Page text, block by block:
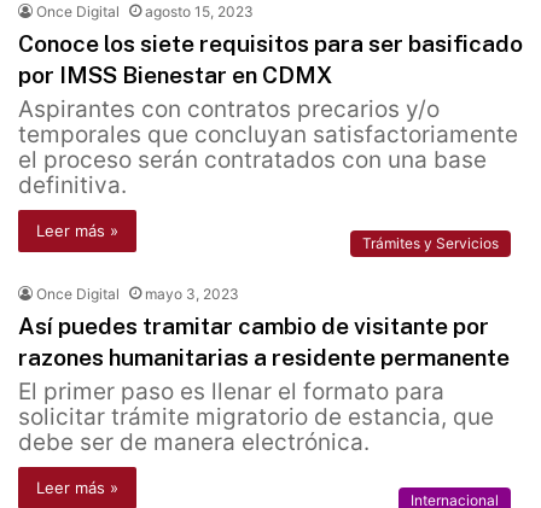
Once Digital agosto 15, 2023
Conoce los siete requisitos para ser basificado
por IMSS Bienestar en CDMX
Aspirantes con contratos precarios y/o
temporales que concluyan satisfactoriamente
el proceso serán contratados con una base
definitiva.
Leer más »
Trámites y Servicios
Once Digital mayo 3, 2023
Así puedes tramitar cambio de visitante por
razones humanitarias a residente permanente
El primer paso es llenar el formato para
solicitar trámite migratorio de estancia, que
debe ser de manera electrónica.
Leer más »
Internacional